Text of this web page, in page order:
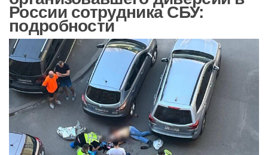
России сотрудника СБУ:
подробности